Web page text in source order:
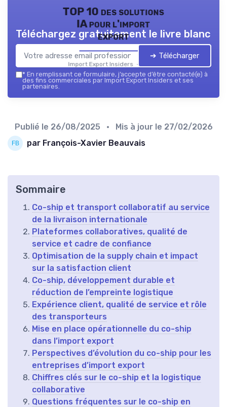
TOP 10 des solutions
IA pour l'import
export
Import Export Insiders — 2026
Téléchargez gratuitement le livre blanc
➔ Télécharger
* En remplissant ce formulaire, j’accepte d’être contacté(e) à
des fins commerciales par Import Export Insiders et ses
partenaires.
Publié le 26/08/2025 • Mis à jour le 27/02/2026
par François-Xavier Beauvais
Sommaire
Co-ship et transport collaboratif au service
de la livraison internationale
Plateformes collaboratives, qualité de
service et cadre de confiance
Optimisation de la supply chain et impact
sur la satisfaction client
Co-ship, développement durable et
réduction de l’empreinte logistique
Expérience client, qualité de service et rôle
des transporteurs
Mise en place opérationnelle du co-ship
dans l’import export
Perspectives d’évolution du co-ship pour les
entreprises d’import export
Chiffres clés sur le co-ship et la logistique
collaborative
Questions fréquentes sur le co-ship en